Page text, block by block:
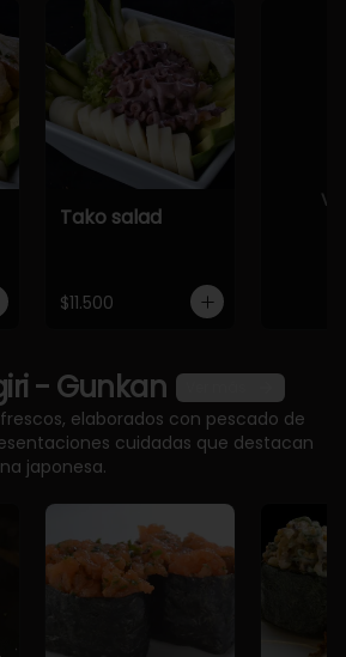
Tako salad
$11.500
- Gunkan
elaborados con pescado de
cuidadas que destacan
japonesa.